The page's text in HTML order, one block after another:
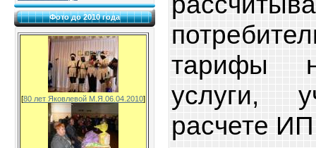
Фото до 2010 года
[80 лет Яковлевой М.Я.06.04.2010]
тарифы
услуги,
расчете